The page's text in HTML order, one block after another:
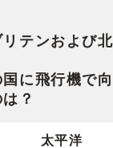
リテンおよび
国に飛行機で
？
太平洋